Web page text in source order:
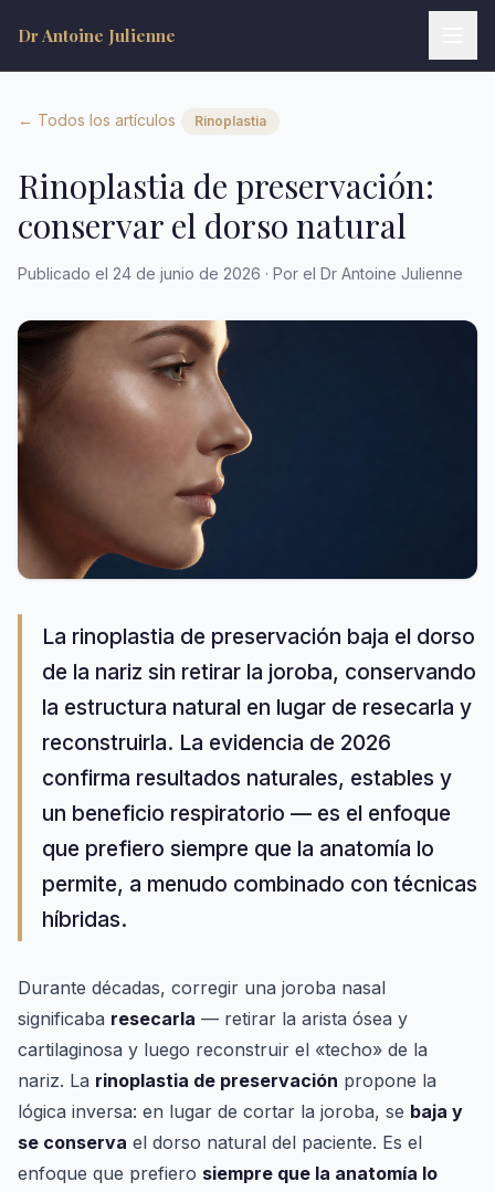
Dr Antoine Julienne
← Todos los artículos Rinoplastia
Rinoplastia de preservación:
conservar el dorso natural
Publicado el 24 de junio de 2026 · Por el Dr Antoine Julienne
La rinoplastia de preservación baja el dorso
de la nariz sin retirar la joroba, conservando
la estructura natural en lugar de resecarla y
reconstruirla. La evidencia de 2026
confirma resultados naturales, estables y
un beneficio respiratorio — es el enfoque
que prefiero siempre que la anatomía lo
permite, a menudo combinado con técnicas
híbridas.
Durante décadas, corregir una joroba nasal
significaba resecarla — retirar la arista ósea y
cartilaginosa y luego reconstruir el «techo» de la
nariz. La rinoplastia de preservación propone la
lógica inversa: en lugar de cortar la joroba, se baja y
se conserva el dorso natural del paciente. Es el
enfoque que prefiero siempre que la anatomía lo
Assistant virtuel • Chirurgie plastique